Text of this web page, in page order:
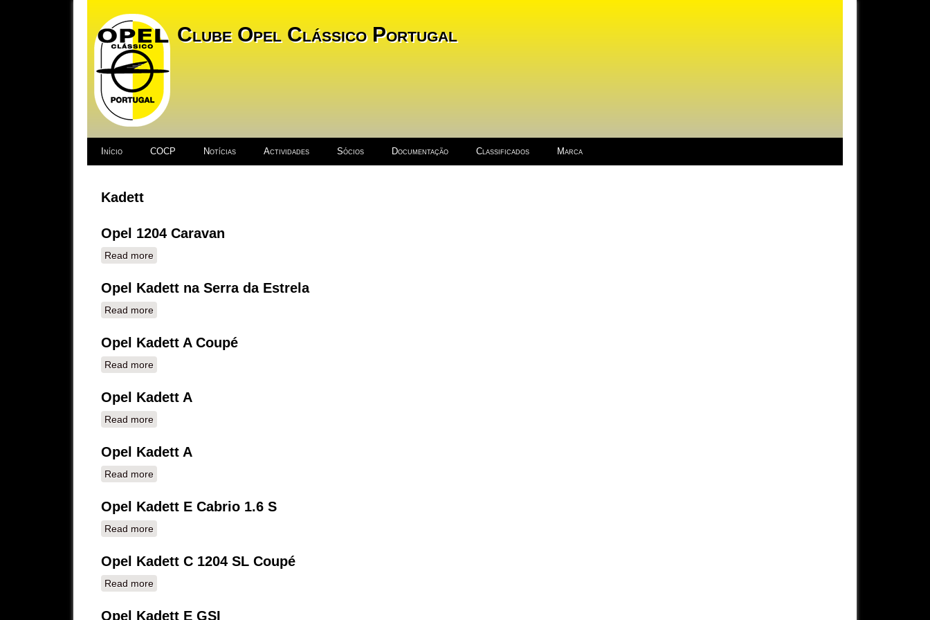
Clube Opel Clássico Portugal
Início COCP Notícias Actividades Sócios Documentação Classificados Marca
Kadett
Opel 1204 Caravan
Read moreabout Opel 1204 Caravan
Opel Kadett na Serra da Estrela
Read moreabout Opel Kadett na Serra da Estrela
Opel Kadett A Coupé
Read moreabout Opel Kadett A Coupé
Opel Kadett A
Read moreabout Opel Kadett A
Opel Kadett A
Read moreabout Opel Kadett A
Opel Kadett E Cabrio 1.6 S
Read moreabout Opel Kadett E Cabrio 1.6 S
Opel Kadett C 1204 SL Coupé
Read moreabout Opel Kadett C 1204 SL Coupé
Opel Kadett E GSI